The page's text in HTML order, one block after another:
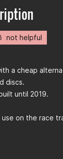
not helpful
a cheap
discs.
until 2019.
on the race